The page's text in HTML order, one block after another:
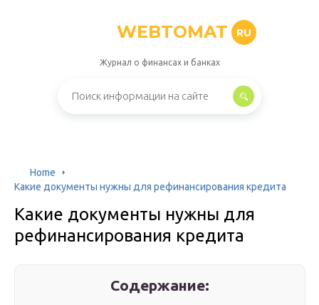
WEBTOMAT RU
Журнал о финансах и банках
Home
Какие документы нужны для рефинансирования кредита
Какие документы нужны для
рефинансирования кредита
Содержание: